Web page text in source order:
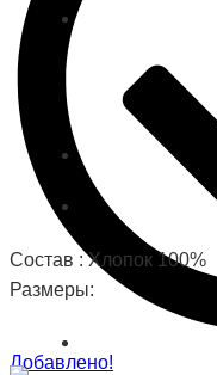
Добавлено!
Состав : Хлопок 100%
Размеры: